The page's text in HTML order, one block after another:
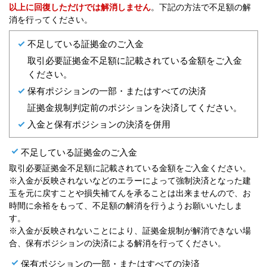
以上に回復しただけでは解消しません。下記の方法で不足額の解
消を行ってください。
不足している証拠金のご入金
取引必要証拠金不足額に記載されている金額をご入金
ください。
保有ポジションの一部・またはすべての決済
証拠金規制判定前のポジションを決済してください。
入金と保有ポジションの決済を併用
不足している証拠金のご入金
取引必要証拠金不足額に記載されている金額をご入金ください。
※入金が反映されないなどのエラーによって強制決済となった建
玉を元に戻すことや損失補てんを承ることは出来ませんので、お
時間に余裕をもって、不足額の解消を行うようお願いいたしま
す。
※入金が反映されないことにより、証拠金規制が解消できない場
合、保有ポジションの決済による解消を行ってください。
保有ポジションの一部・またはすべての決済